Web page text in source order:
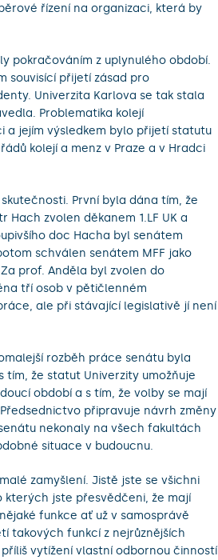
řízení na organizaci, která by
pokračováním z uplynulého období.
souvisící přijetí zásad pro
Univerzita Karlova se tak stala
Problematika kolejí
a jejím výsledkem bylo přijetí statutu
kolejí a menz v Praze a v Hradci
První byla dána tím, že
Hach zvolen děkanem 1.LF UK a
doc Hacha byl senátem
schválen senátem MFF jako
prof. Anděla byl zvolen do
tří osob v pětičlenném
ale při stávající legislativě jí není
rozběh práce senátu byla
tím, že statut Univerzity umožňuje
období a s tím, že volby se mají
připravuje návrh změny
nekonaly na všech fakultách
situace v budoucnu.
zamyšlení. Jistě jste se všichni
kterých jste přesvědčeni, že mají
funkce ať už v samosprávě
takových funkcí z nejrůznějších
vytížení vlastní odbornou činností